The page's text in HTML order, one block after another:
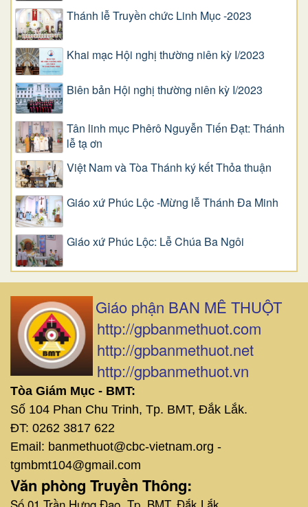
Thánh lễ Truyền chức Linh Mục -2023
Khai mạc Hội nghị thường niên kỳ I/2023
Biên bản Hội nghị thường niên kỳ I/2023
Tân linh mục Phêrô Nguyễn Tiến Đạt: Thánh
lễ tạ ơn
Việt Nam và Tòa Thánh ký kết Thỏa thuận
Giáo xứ Phúc Lộc -Mừng lễ Thánh Đa Minh
Giáo xứ Phúc Lộc: Lễ Chúa Ba Ngôi
Giáo phận BAN MÊ THUỘT
http://gpbanmethuot.com
http://gpbanmethuot.net
http://gpbanmethuot.vn
Tòa Giám Mục - BMT:
Số 104 Phan Chu Trinh, Tp. BMT, Đắk Lắk.
ĐT: 0262 3817 622
Email: banmethuot@cbc-vietnam.org -
tgmbmt104@gmail.com
Văn phòng Truyền Thông: